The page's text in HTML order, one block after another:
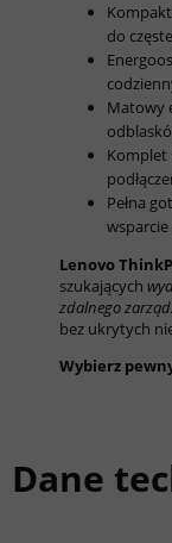
do
Matowy
Komplet
Pełna
Lenovo
szukających
zdalnego
bez ukrytych
Wybierz
Dane